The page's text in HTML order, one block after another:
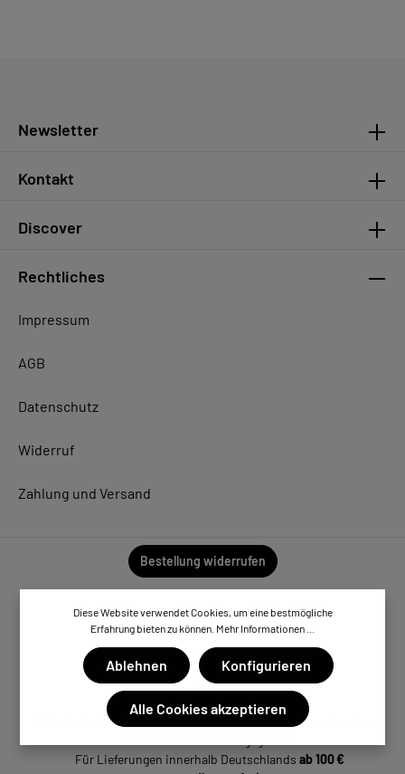
Newsletter
Discover
Kontakt
Rechtliches
Impressum
AGB
Datenschutz
Widerruf
Zahlung und Versand
Bestellung widerrufen
* Alle Preise inkl. gesetzl. Mehrwertsteuer zzgl. Versandkosten,
Für Lieferungen innerhalb Deutschlandsab 100 €
Diese Website verwendet Cookies, um eine bestmögliche
Erfahrung bieten zu können. Mehr Informationen ...
Ablehnen Konfigurieren
Alle Cookies akzeptieren